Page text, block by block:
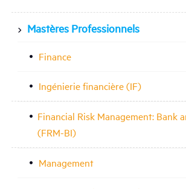
Mastères Professionnels
Finance
Ingénierie financière (IF)
Financial Risk Management: Bank
(FRM-BI)
Management